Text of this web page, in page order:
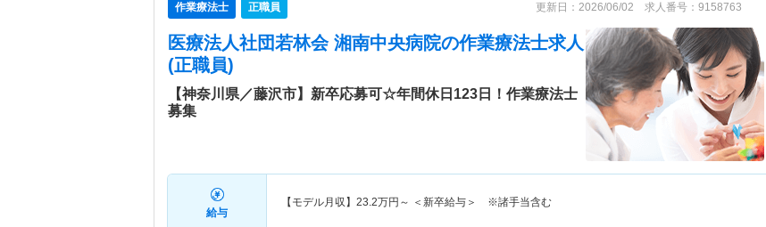
作業療法士 正職員 更新日：2026/06/02 求人番号：9158763
医療法人社団若林会 湘南中央病院の作業療法士求人
(正職員)
【神奈川県／藤沢市】新卒応募可☆年間休日123日！作業療法士
募集
給与
【モデル月収】 23.2万円～ ＜新卒給与＞ ※諸手当含む